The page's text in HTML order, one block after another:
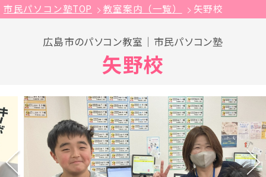
講座紹介
教室案内
よくある質問
市民パソコン塾TOP 教室案内（一覧） 矢野校
広島市のパソコン教室｜市民パソコン塾
矢野校